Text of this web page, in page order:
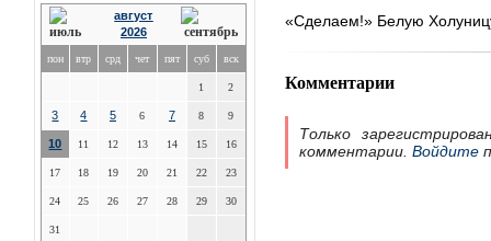
август
2026
пон втр срд чет пят суб вск
1 2
3 4 5 6 7 8 9
10 11 12 13 14 15 16
17 18 19 20 21 22 23
24 25 26 27 28 29 30
31
«Сделаем!» Белую
Комментарии
Только
комментарии. Войдите